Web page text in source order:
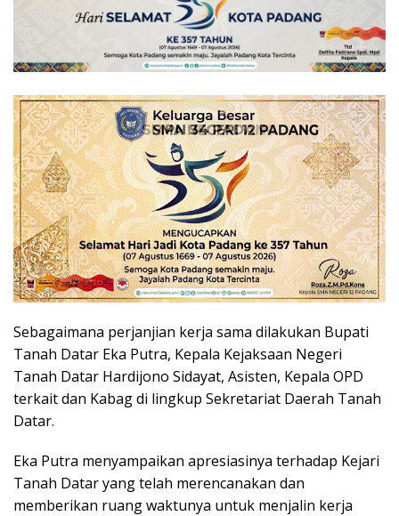
Sebagaimana perjanjian kerja sama dilakukan Bupati
Tanah Datar Eka Putra, Kepala Kejaksaan Negeri
Tanah Datar Hardijono Sidayat, Asisten, Kepala OPD
terkait dan Kabag di lingkup Sekretariat Daerah Tanah
Datar.
Eka Putra menyampaikan apresiasinya terhadap Kejari
Tanah Datar yang telah merencanakan dan
memberikan ruang waktunya untuk menjalin kerja